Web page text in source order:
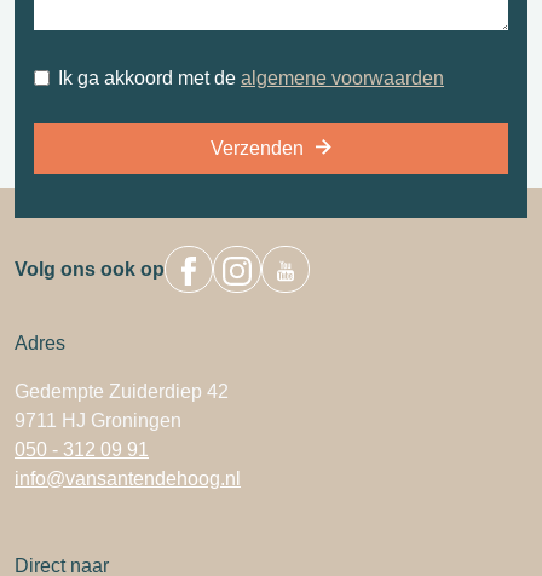
Ik ga akkoord met de algemene voorwaarden
Verzenden
Volg ons ook op
Adres
Gedempte Zuiderdiep 42
9711 HJ Groningen
050 - 312 09 91
info@vansantendehoog.nl
Direct naar